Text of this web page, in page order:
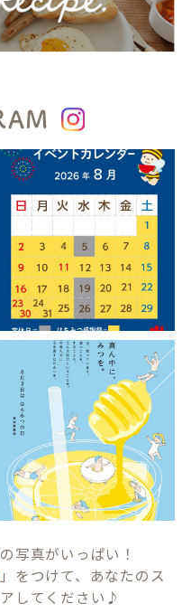
写真がいっぱい！
」をつけて、あなたのス
してください♪